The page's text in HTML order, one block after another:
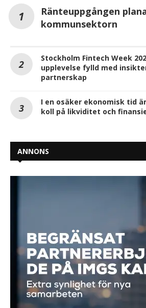
Ränteuppgången
kommunsektorn
Stockholm Fintech Week
upplevelse fylld med
partnerskap
I en osäker ekonomisk tid
koll på likviditet och
ANNONS